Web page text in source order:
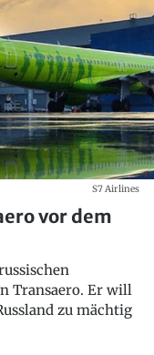
S7 Airlines
vor dem
Transaero. Er will
zu mächtig